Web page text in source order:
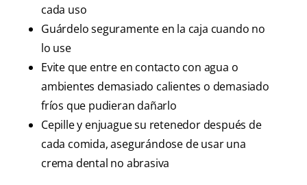
cada uso
Guárdelo seguramente en la caja cuando no
lo use
Evite que entre en contacto con agua o
ambientes demasiado calientes o demasiado
fríos que pudieran dañarlo
Cepille y enjuague su retenedor después de
cada comida, asegurándose de usar una
crema dental no abrasiva